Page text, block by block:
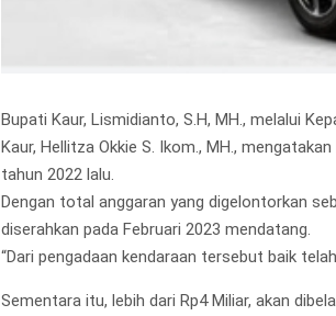
Bupati Kaur, Lismidianto, S.H, MH., melalui
Kaur, Hellitza Okkie S. Ikom., MH.,
tahun 2022 lalu.
Dengan total anggaran yang digelontorkan
diserahkan pada Februari 2023 mendatang.
“Dari pengadaan kendaraan tersebut baik
Sementara itu, lebih dari Rp4 Miliar, akan